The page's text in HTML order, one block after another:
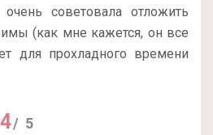
советовала отложить
(как мне кажется, он все
для прохладного времени
4/ 5